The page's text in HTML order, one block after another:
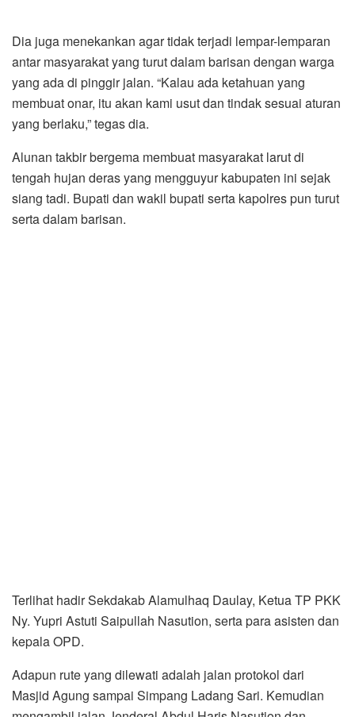
Dia juga menekankan agar tidak terjadi lempar-lemparan
antar masyarakat yang turut dalam barisan dengan warga
yang ada di pinggir jalan. “Kalau ada ketahuan yang
membuat onar, itu akan kami usut dan tindak sesuai aturan
yang berlaku,” tegas dia.
Alunan takbir bergema membuat masyarakat larut di
tengah hujan deras yang mengguyur kabupaten ini sejak
siang tadi. Bupati dan wakil bupati serta kapolres pun turut
serta dalam barisan.
Terlihat hadir Sekdakab Alamulhaq Daulay, Ketua TP PKK
Ny. Yupri Astuti Saipullah Nasution, serta para asisten dan
kepala OPD.
Adapun rute yang dilewati adalah jalan protokol dari
Masjid Agung sampai Simpang Ladang Sari. Kemudian